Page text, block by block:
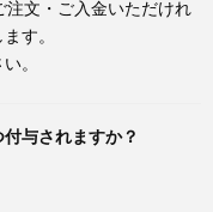
注文・ご入金いただけれ
す。
。
与されますか？